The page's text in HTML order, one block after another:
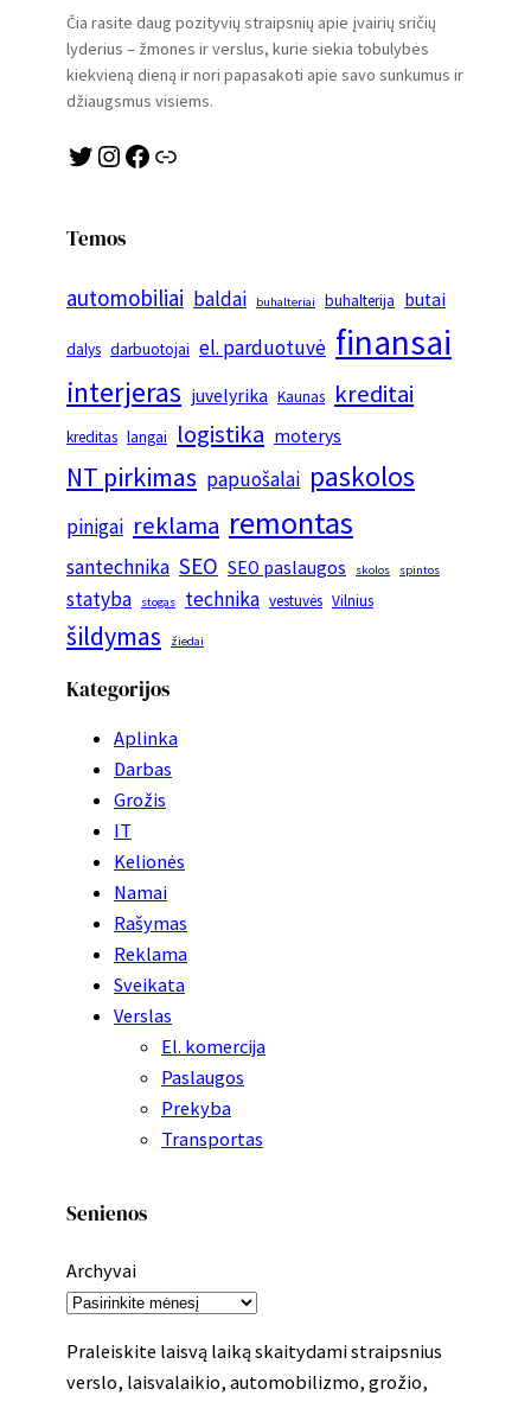
Čia rasite daug pozityvių straipsnių apie įvairių sričių
lyderius – žmones ir verslus, kurie siekia tobulybės
kiekvieną dieną ir nori papasakoti apie savo sunkumus ir
džiaugsmus visiems.
Twitter Instagram Facebook Link
Temos
automobiliai baldai buhalteriai buhalterija butai
dalys darbuotojai el. parduotuvė finansai
interjeras juvelyrika Kaunas kreditai
kreditas langai logistika moterys
NT pirkimas papuošalai paskolos
pinigai reklama remontas
santechnika SEO SEO paslaugos skolos spintos
statyba stogas technika vestuvės Vilnius
šildymas žiedai
Kategorijos
Aplinka
Darbas
Grožis
IT
Kelionės
Namai
Rašymas
Reklama
Sveikata
Verslas
El. komercija
Paslaugos
Prekyba
Transportas
Senienos
Archyvai
Praleiskite laisvą laiką skaitydami straipsnius
verslo, laisvalaikio, automobilizmo, grožio,